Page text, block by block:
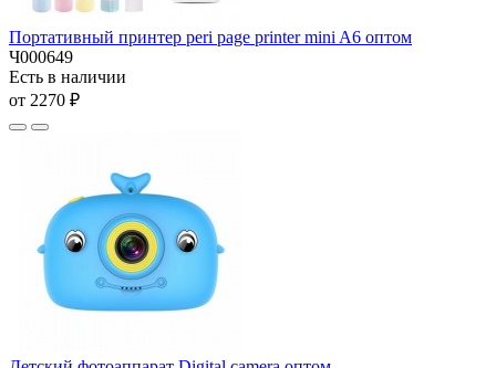
Портативный принтер peri page printer mini A6 оптом
Ч000649
Есть в наличии
от 2270 ₽